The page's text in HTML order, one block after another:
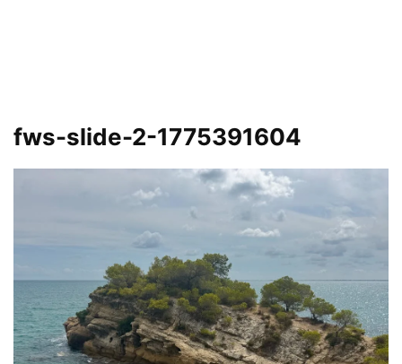
fws-slide-2-1775391604